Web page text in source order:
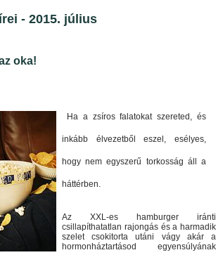
- 2015. július
oka!
Ha a zsíros falatokat szereted, és
inkább élvezetből eszel, esélyes,
hogy nem egyszerű torkosság áll a
háttérben.
Az XXL-es hamburger iránti
csillapíthatatlan rajongás és a harmadik
szelet csokitorta utáni vágy akár a
hormonháztartásod egyensúlyának